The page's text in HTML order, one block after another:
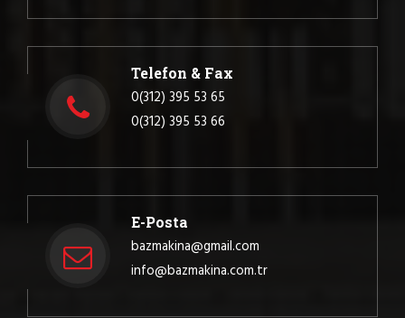
Telefon & Fax
0(312) 395 53 65
0(312) 395 53 66
E-Posta
bazmakina@gmail.com
info@bazmakina.com.tr